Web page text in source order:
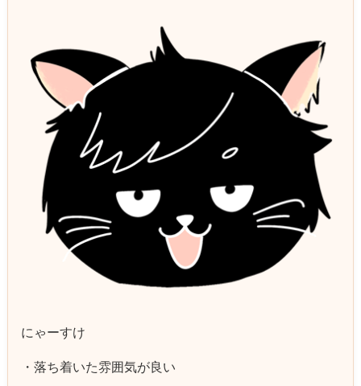
にゃーすけ
落ち着いた雰囲気が良い